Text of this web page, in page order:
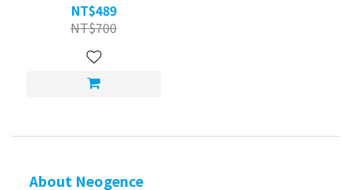
NT$489
NT$700
About Neogence